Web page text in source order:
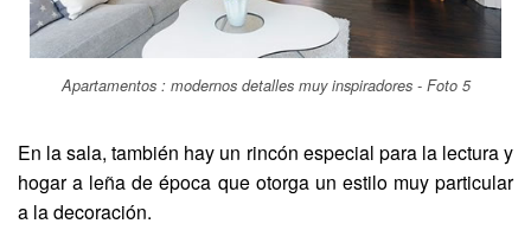
Apartamentos : modernos detalles muy inspiradores - Foto 5
En la sala, también hay un rincón especial para la lectura y
hogar a leña de época que otorga un estilo muy particular
a la decoración.